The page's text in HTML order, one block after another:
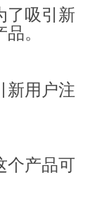
了吸引新
。
新用户注
个产品可